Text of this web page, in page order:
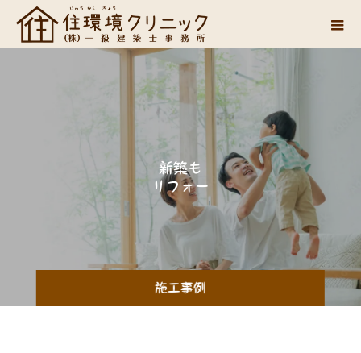
施工事例
新築も
リフォームも 。